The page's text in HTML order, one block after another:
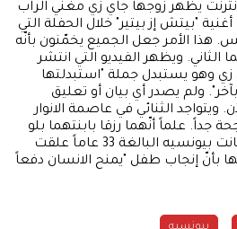
يظهر زوجها جاي زي مغني الراب
أغنية "بيتش إز بيتير" خلال الحفلة التي
هذا الأمر جعل الجميع يخمّنون بأنّه
ويظهر الفيديو التي انتشر
وهو يستبدل جملة "استبدلتها
ولم يصدر أي بيان أو تعليق
الثنائي في عاصمة الانوار
جداً. علماً أنّهما رزقا بابنتهما بلو
ايفي قبل حوالي سنتين. وكانت بيونسيه البالغة 33 عاماً علقت
بأنّ إنجاب طفل "يمنح الانسان دفعاً